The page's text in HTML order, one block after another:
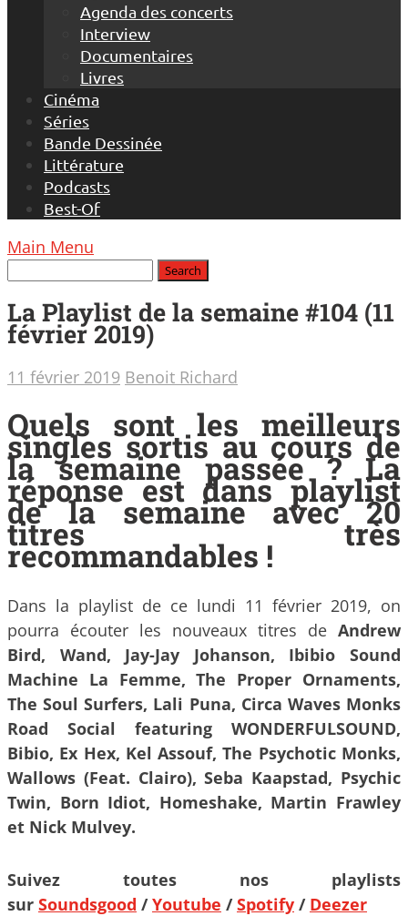
Agenda des concerts
Interview
Documentaires
Livres
Cinéma
Séries
Bande Dessinée
Littérature
Podcasts
Best-Of
Main Menu
La Playlist de la semaine #104 (11
février 2019)
11 février 2019 Benoit Richard
Quels sont les meilleurs
singles sortis au cours de
la semaine passée ? La
réponse est dans playlist
de la semaine avec 20
titres très
recommandables !
Dans la playlist de ce lundi 11 février 2019, on
pourra écouter les nouveaux titres de Andrew
Bird, Wand, Jay-Jay Johanson, Ibibio Sound
Machine La Femme, The Proper Ornaments,
The Soul Surfers, Lali Puna, Circa Waves Monks
Road Social featuring WONDERFULSOUND,
Bibio, Ex Hex, Kel Assouf, The Psychotic Monks,
Wallows (Feat. Clairo), Seba Kaapstad, Psychic
Twin, Born Idiot, Homeshake, Martin Frawley
et Nick Mulvey.
Suivez toutes nos playlists
sur Soundsgood /Youtube /Spotify / Deezer